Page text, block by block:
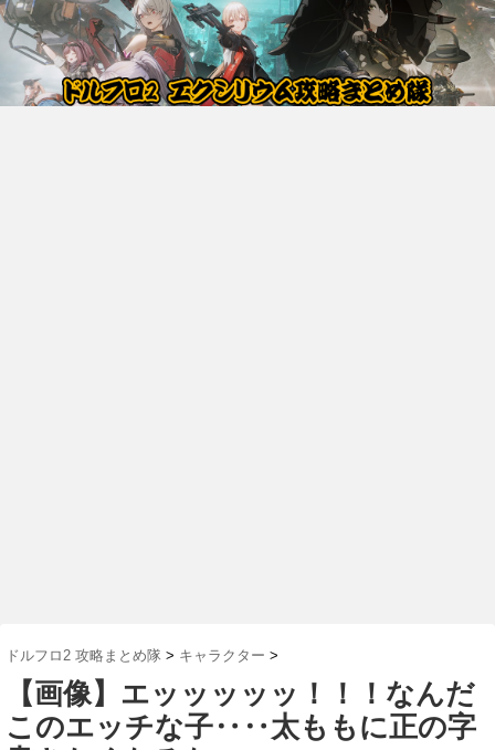
ドルフロ2 攻略まとめ隊 > キャラクター >
【画像】エッッッッッ！！！なんだ
このエッチな子‥‥太ももに正の字